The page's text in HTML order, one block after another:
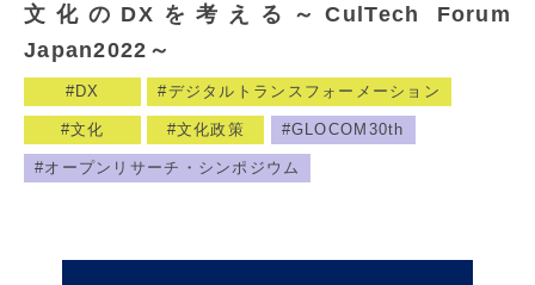
文化のDXを考える～CulTech Forum
Japan2022～
DX デジタルトランスフォーメーション
文化 文化政策 GLOCOM30th
オープンリサーチ・シンポジウム